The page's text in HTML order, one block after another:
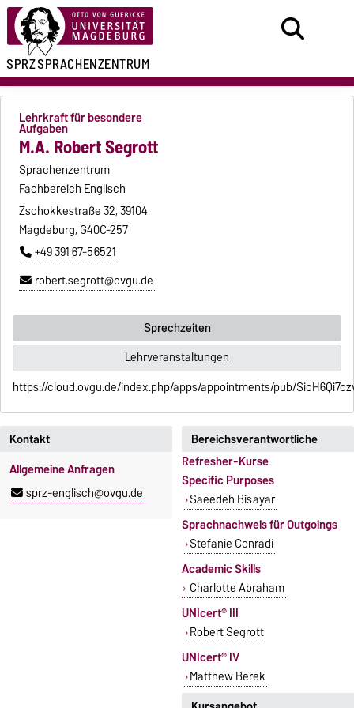
SPRZSPRACHENZENTRUM
Lehrkraft für besondere
Aufgaben
M.A. Robert Segrott
Sprachenzentrum
Fachbereich Englisch
Zschokkestraße 32, 39104
Magdeburg, G40C-257
+49 391 67-56521
robert.segrott@ovgu.de
Sprechzeiten
Lehrveranstaltungen
https://cloud.ovgu.de/index.php/apps/appointments/pub/
Kontakt
Allgemeine Anfragen
sprz-englisch@ovgu.de
Bereichsverantwortliche
Refresher-Kurse
Specific Purposes
Saeedeh Bisayar
Sprachnachweis für Outgoings
Stefanie Conradi
Academic Skills
Charlotte Abraham
UNIcert® III
Robert Segrott
UNIcert® IV
Matthew Berek